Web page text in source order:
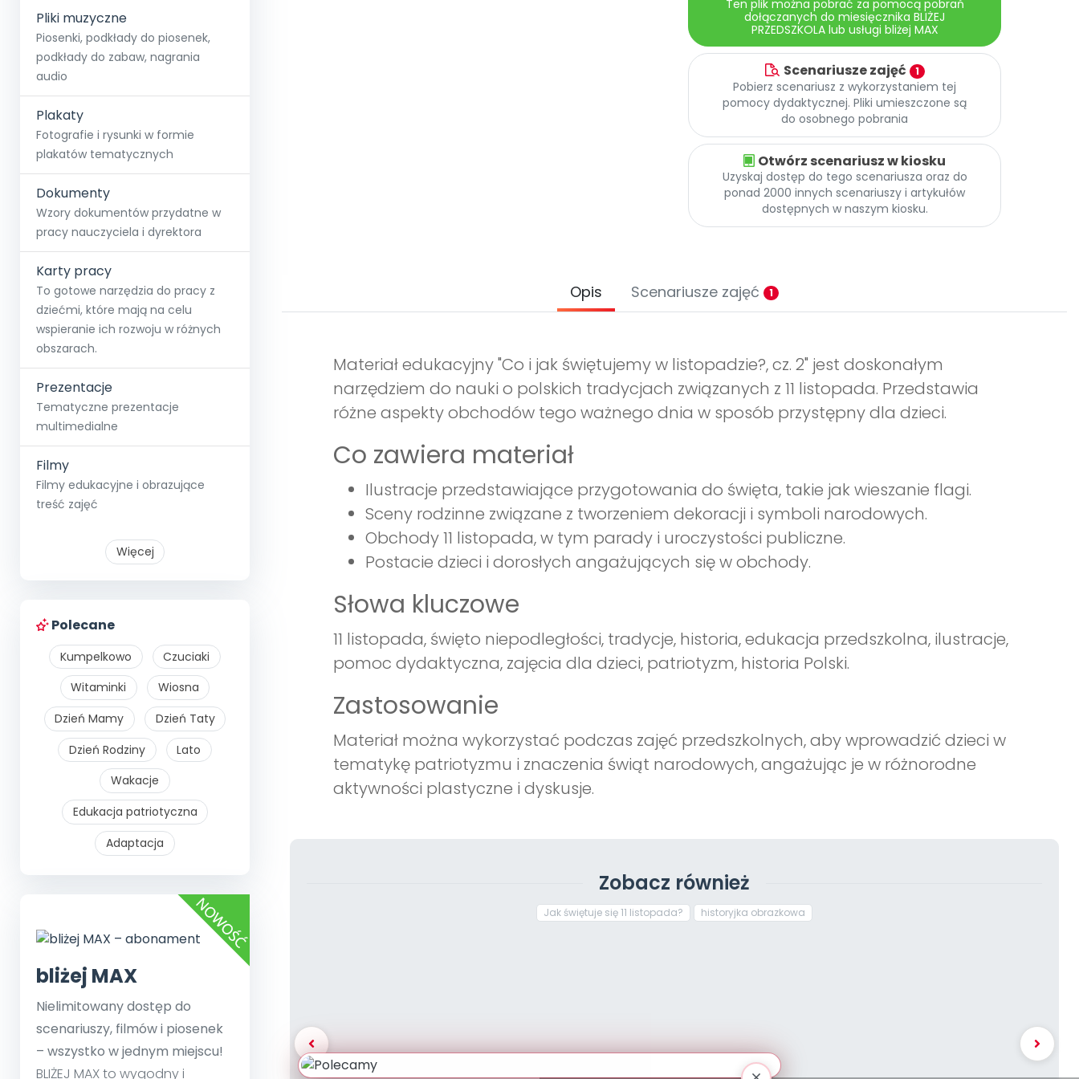
Pliki muzyczne
Piosenki, podkłady do piosenek,
podkłady do zabaw, nagrania
audio
Plakaty
Fotografie i rysunki w formie
plakatów tematycznych
Dokumenty
Wzory dokumentów przydatne w
pracy nauczyciela i dyrektora
Karty pracy
To gotowe narzędzia do pracy z
dziećmi, które mają na celu
wspieranie ich rozwoju w różnych
obszarach.
Prezentacje
Tematyczne prezentacje
multimedialne
Filmy
Filmy edukacyjne i obrazujące
treść zajęć
Więcej
Polecane
Kumpelkowo
Czuciaki
Witaminki
Wiosna
Dzień Mamy
Dzień Taty
Dzień Rodziny
Lato
Wakacje
Edukacja patriotyczna
Adaptacja
bliżej MAX
Nielimitowany dostęp do
scenariuszy, filmów i piosenek
– wszystko w jednym miejscu!
BLIŻEJ MAX to wygodny i
Ten plik można pobrać za pomocą pobrań
dołączanych do miesięcznika BLIŻEJ
PRZEDSZKOLA lub usługi bliżej MAX
Scenariusze zajęć 1
Pobierz scenariusz z wykorzystaniem tej
pomocy dydaktycznej. Pliki umieszczone są
do osobnego pobrania
Otwórz scenariusz w kiosku
Uzyskaj dostęp do tego scenariusza oraz do
ponad 2000 innych scenariuszy i artykułów
dostępnych w naszym kiosku.
Opis Scenariusze zajęć 1
Materiał edukacyjny "Co i jak świętujemy w listopadzie?, cz. 2" jest doskonałym
narzędziem do nauki o polskich tradycjach związanych z 11 listopada. Przedstawia
różne aspekty obchodów tego ważnego dnia w sposób przystępny dla dzieci.
Co zawiera materiał
Ilustracje przedstawiające przygotowania do święta, takie jak wieszanie flagi.
Sceny rodzinne związane z tworzeniem dekoracji i symboli narodowych.
Obchody 11 listopada, w tym parady i uroczystości publiczne.
Postacie dzieci i dorosłych angażujących się w obchody.
Słowa kluczowe
11 listopada, święto niepodległości, tradycje, historia, edukacja przedszkolna, ilustracje,
pomoc dydaktyczna, zajęcia dla dzieci, patriotyzm, historia Polski.
Zastosowanie
Materiał można wykorzystać podczas zajęć przedszkolnych, aby wprowadzić dzieci w
tematykę patriotyzmu i znaczenia świąt narodowych, angażując je w różnorodne
aktywności plastyczne i dyskusje.
Zobacz również
Jak świętuje się 11 listopada? historyjka obrazkowa